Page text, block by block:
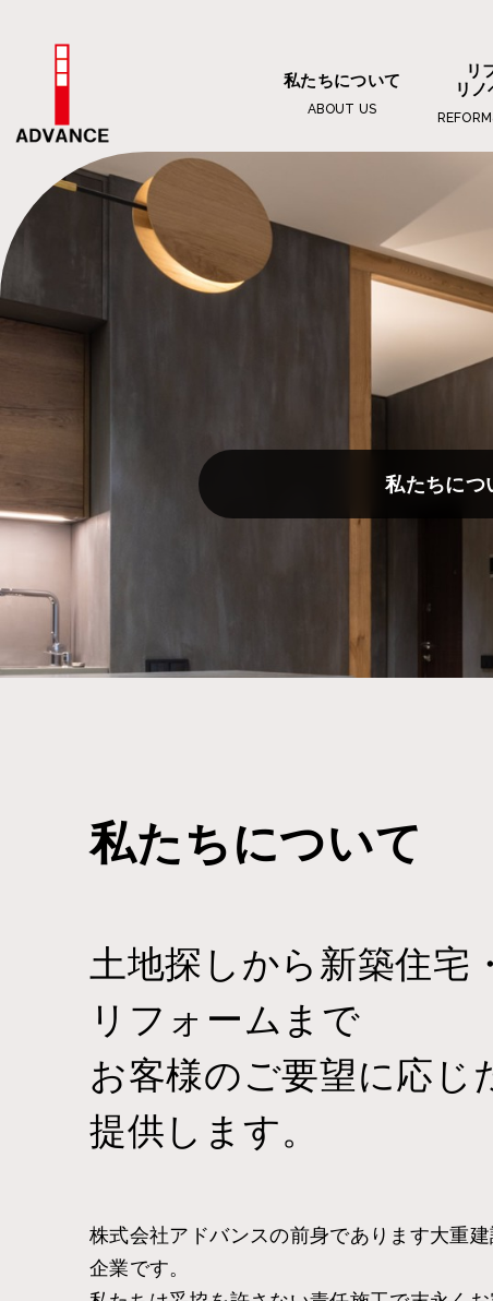
私たちについて
ABOUT US
リ
リ
私たちにつ
私たちについて
土地探しから新築住宅
リフォームまで
お客様のご要望に応じ
提供します。
株式会社アドバンスの前身であります大重
企業です。